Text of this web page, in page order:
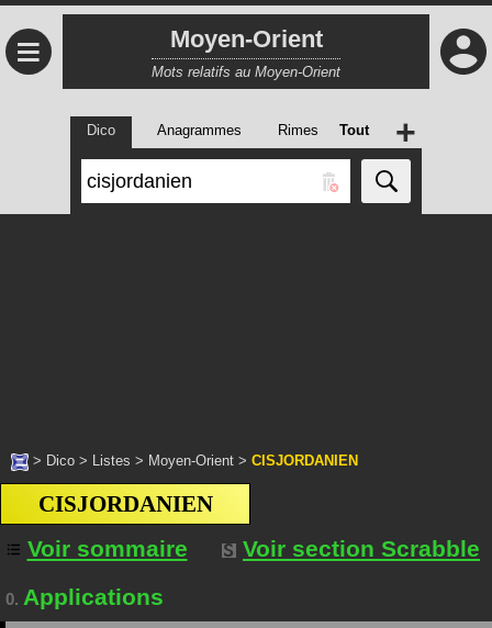
≡ Moyen-Orient
Mots relatifs au Moyen-Orient
Dico Anagrammes Rimes Tout +
> Dico > Listes > Moyen-Orient > CISJORDANIEN
CISJORDANIEN
Voir sommaire
Voir section Scrabble
0. Applications